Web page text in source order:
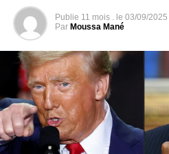
Publie 11 mois . le 03/09/2025
Par Moussa Mané